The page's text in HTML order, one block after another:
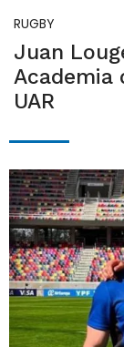
RUGBY
Juan
Academia
UAR